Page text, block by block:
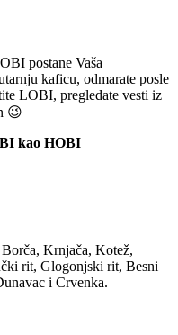
postane Vaša
kaficu, odmarate posle
LOBI, pregledate vesti iz
😉
kao HOBI
Krnjača, Kotež,
rit, Glogonjski rit, Besni
i Crvenka.